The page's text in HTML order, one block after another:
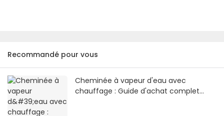
Recommandé pour vous
Cheminée à vapeur d'eau avec
chauffage : Guide d'achat complet